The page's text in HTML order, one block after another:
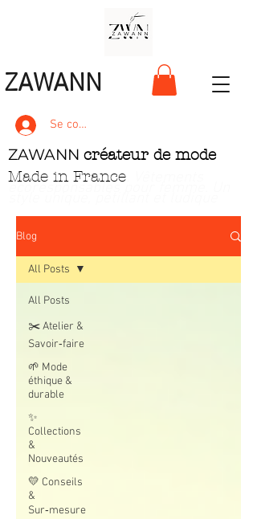
ZAWANN
Se connecter
ZAWANN créateur de mode
Made in France
Blog
All Posts
✂️ Atelier &
Savoir‑faire
🌱 Mode
éthique &
durable
✨
Collections
&
Nouveautés
💛 Conseils
&
Sur‑mesure
All Posts